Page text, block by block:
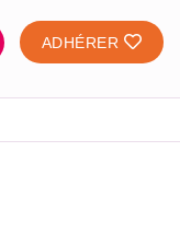
ADHÉRER